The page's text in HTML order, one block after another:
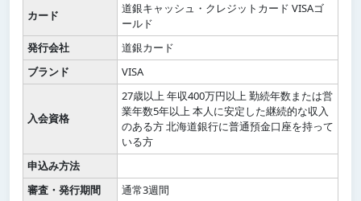
カード
道銀キャッシュ・クレジットカード VISAゴ
ールド
発行会社
道銀カード
ブランド
VISA
入会資格
27歳以上 年収400万円以上 勤続年数または営
業年数5年以上 本人に安定した継続的な収入
のある方 北海道銀行に普通預金口座を持って
いる方
申込み方法
審査・発行期間
通常3週間